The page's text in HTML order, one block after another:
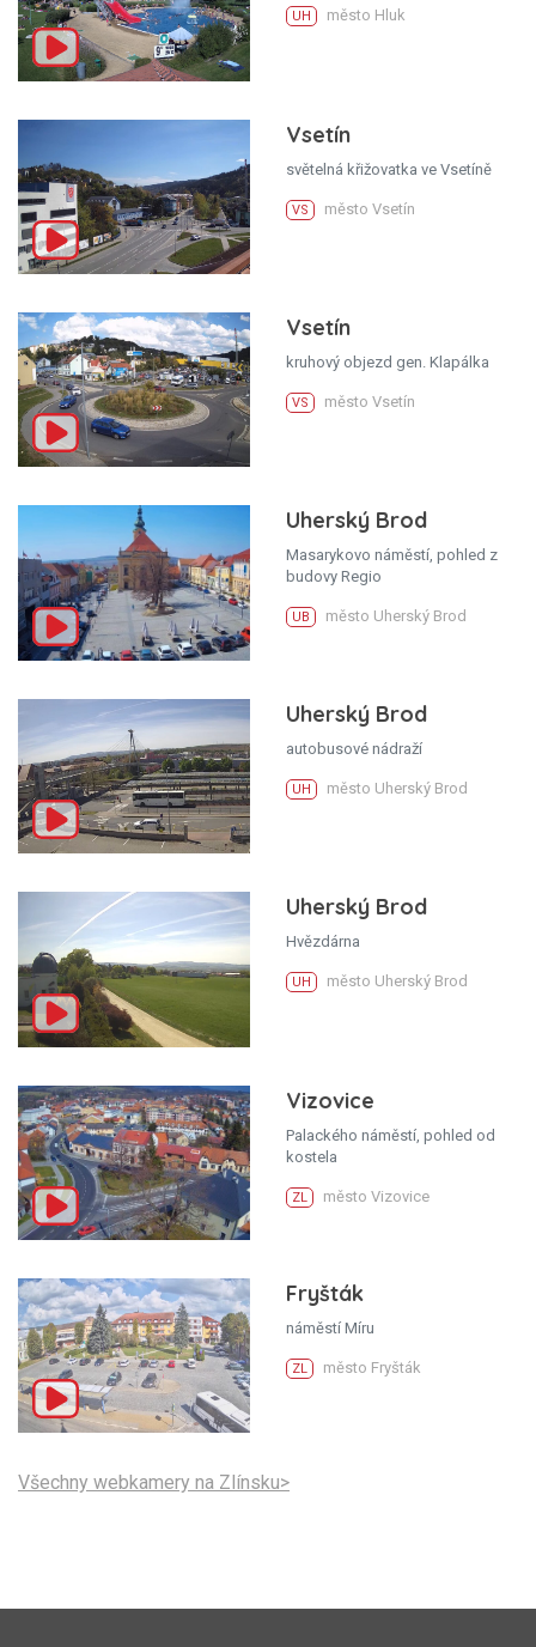
UH město Hluk
Vsetín
světelná křižovatka ve Vsetíně
VS město Vsetín
Vsetín
kruhový objezd gen. Klapálka
VS město Vsetín
Uherský Brod
Masarykovo náměstí, pohled z
budovy Regio
UB město Uherský Brod
Uherský Brod
autobusové nádraží
UH město Uherský Brod
Uherský Brod
Hvězdárna
UH město Uherský Brod
Vizovice
Palackého náměstí, pohled od
kostela
ZL město Vizovice
Fryšták
náměstí Míru
ZL město Fryšták
Všechny webkamery na Zlínsku>